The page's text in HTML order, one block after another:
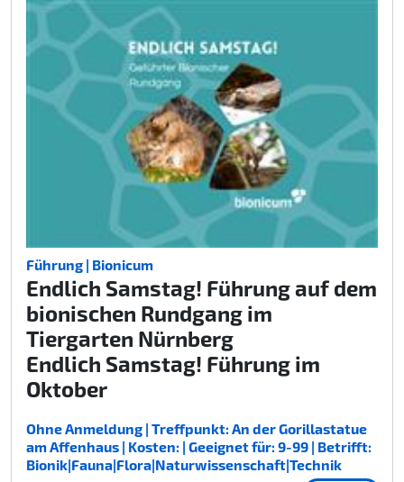
Führung | Bionicum
Endlich Samstag! Führung auf dem
bionischen Rundgang im
Tiergarten Nürnberg
Endlich Samstag! Führung im
Oktober
Ohne Anmeldung | Treffpunkt: An der Gorillastatue
am Affenhaus | Kosten: | Geeignet für: 9-99 | Betrifft:
Bionik|Fauna|Flora|Naturwissenschaft|Technik